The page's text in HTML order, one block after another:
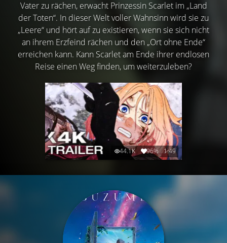
Vater zu rächen, erwacht Prinzessin Scarlet im „Land
der Toten“. In dieser Welt voller Wahnsinn wird sie zu
„Leere“ und hört auf zu existieren, wenn sie sich nicht
an ihrem Erzfeind rächen und den „Ort ohne Ende“
erreichen kann. Kann Scarlet am Ende ihrer endlosen
Reise einen Weg finden, um weiterzuleben?
44.1K 96% 1:49